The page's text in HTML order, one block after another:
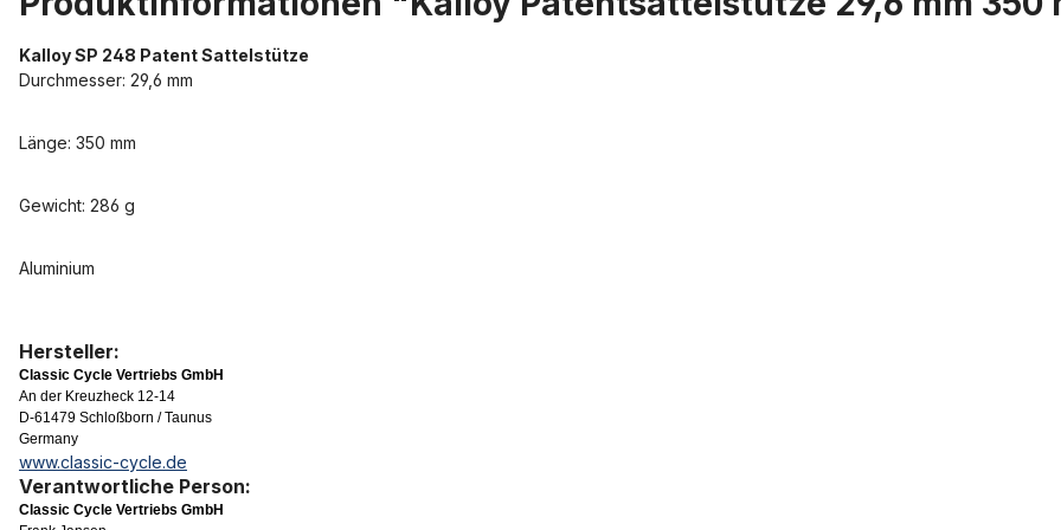
Kalloy SP 248 Patent Sattelstütze
Durchmesser: 29,6 mm
Länge: 350 mm
Gewicht: 286 g
Aluminium
Hersteller:
Classic Cycle Vertriebs GmbH
An der Kreuzheck 12-14
D-61479 Schloßborn / Taunus
Germany
www.classic-cycle.de
Verantwortliche Person:
Classic Cycle Vertriebs GmbH